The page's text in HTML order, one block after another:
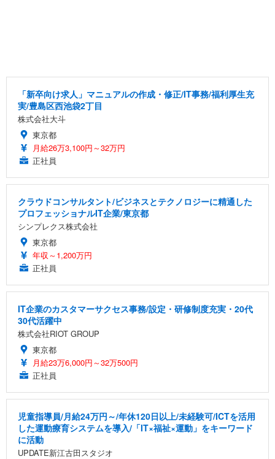
「新卒向け求人」マニュアルの作成・修正/IT事務/福利厚生充
実/豊島区西池袋2丁目
株式会社大斗
東京都
月給26万3,100円～32万円
正社員
クラウドコンサルタント/ビジネスとテクノロジーに精通した
プロフェッショナルIT企業/東京都
シンプレクス株式会社
東京都
年収～1,200万円
正社員
IT企業のカスタマーサクセス事務/設定・研修制度充実・20代
30代活躍中
株式会社RIOT GROUP
東京都
月給23万6,000円～32万500円
正社員
児童指導員/月給24万円～/年休120日以上/未経験可/ICTを活用
した運動療育システムを導入/「IT×福祉×運動」をキーワード
に活動
UPDATE新江古田スタジオ